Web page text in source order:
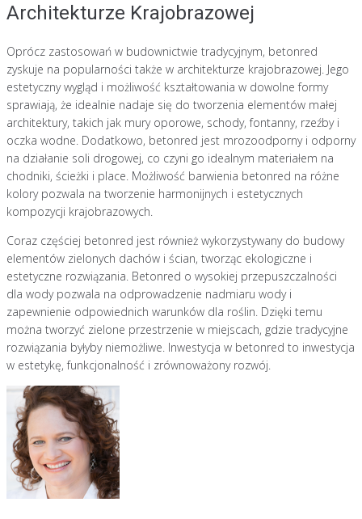
Architekturze Krajobrazowej
Oprócz zastosowań w budownictwie tradycyjnym, betonred
zyskuje na popularności także w architekturze krajobrazowej. Jego
estetyczny wygląd i możliwość kształtowania w dowolne formy
sprawiają, że idealnie nadaje się do tworzenia elementów małej
architektury, takich jak mury oporowe, schody, fontanny, rzeźby i
oczka wodne. Dodatkowo, betonred jest mrozoodporny i odporny
na działanie soli drogowej, co czyni go idealnym materiałem na
chodniki, ścieżki i place. Możliwość barwienia betonred na różne
kolory pozwala na tworzenie harmonijnych i estetycznych
kompozycji krajobrazowych.
Coraz częściej betonred jest również wykorzystywany do budowy
elementów zielonych dachów i ścian, tworząc ekologiczne i
estetyczne rozwiązania. Betonred o wysokiej przepuszczalności
dla wody pozwala na odprowadzenie nadmiaru wody i
zapewnienie odpowiednich warunków dla roślin. Dzięki temu
można tworzyć zielone przestrzenie w miejscach, gdzie tradycyjne
rozwiązania byłyby niemożliwe. Inwestycja w betonred to inwestycja
w estetykę, funkcjonalność i zrównoważony rozwój.